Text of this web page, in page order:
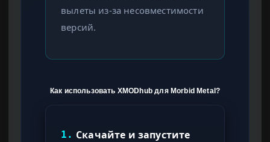
вылеты из-за несовместимости
версий.
Как использовать XMODhub для Morbid Metal?
1. Скачайте и запустите